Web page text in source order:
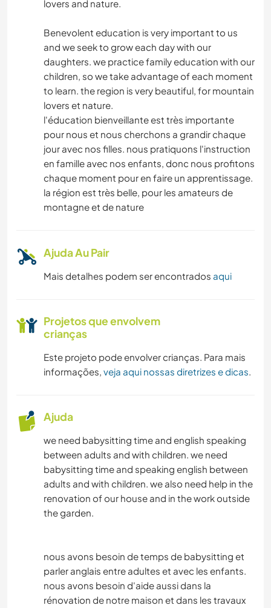
lovers and nature.
Benevolent education is very important to us
and we seek to grow each day with our
daughters. we practice family education with our
children, so we take advantage of each moment
to learn. the region is very beautiful, for mountain
lovers et nature.
l'éducation bienveillante est très importante
pour nous et nous cherchons a grandir chaque
jour avec nos filles. nous pratiquons l'instruction
en famille avec nos enfants, donc nous profitons
chaque moment pour en faire un apprentissage.
la région est très belle, pour les amateurs de
montagne et de nature
Ajuda Au Pair
Mais detalhes podem ser encontrados aqui
Projetos que envolvem
crianças
Este projeto pode envolver crianças. Para mais
informações, veja aqui nossas diretrizes e dicas.
Ajuda
we need babysitting time and english speaking
between adults and with children. we need
babysitting time and speaking english between
adults and with children. we also need help in the
renovation of our house and in the work outside
the garden.
nous avons besoin de temps de babysitting et
parler anglais entre adultes et avec les enfants.
nous avons besoin d'aide aussi dans la
rénovation de notre maison et dans les travaux